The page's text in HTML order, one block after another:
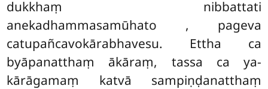
dukkhaṃ nibbattati
anekadhammasamūhato , pageva
catupañcavokārabhavesu. Ettha ca
byāpanatthaṃ ākāraṃ, tassa ca ya-
kārāgamaṃ katvā sampiṇḍanatthaṃ